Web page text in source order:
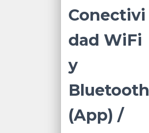
Conectivi
dad WiFi
y
Bluetooth
(App) /